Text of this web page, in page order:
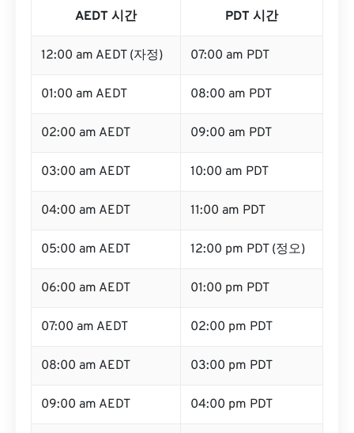
AEDT 시간 PDT 시간
12:00 am AEDT (자정) 07:00 am PDT
01:00 am AEDT 08:00 am PDT
02:00 am AEDT 09:00 am PDT
03:00 am AEDT 10:00 am PDT
04:00 am AEDT 11:00 am PDT
05:00 am AEDT 12:00 pm PDT (정오)
06:00 am AEDT 01:00 pm PDT
07:00 am AEDT 02:00 pm PDT
08:00 am AEDT 03:00 pm PDT
09:00 am AEDT 04:00 pm PDT